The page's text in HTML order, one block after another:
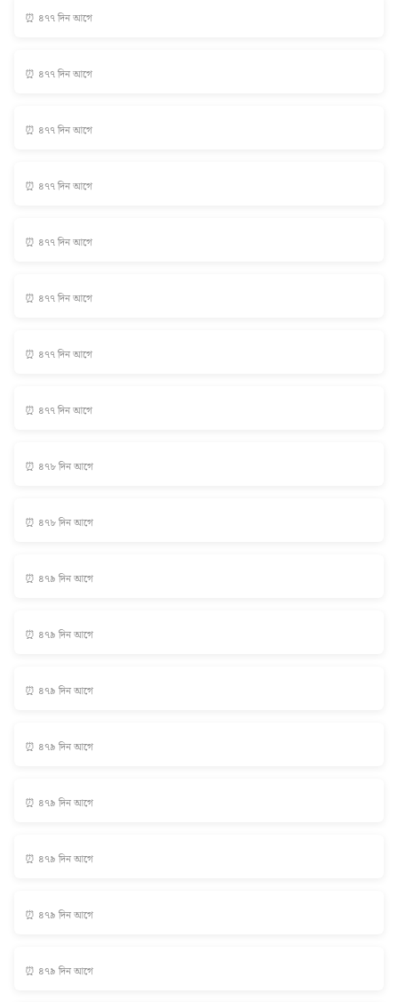
⏰ ৪৭৭ দিন আগে
⏰ ৪৭৭ দিন আগে
⏰ ৪৭৭ দিন আগে
⏰ ৪৭৭ দিন আগে
⏰ ৪৭৭ দিন আগে
⏰ ৪৭৭ দিন আগে
⏰ ৪৭৭ দিন আগে
⏰ ৪৭৭ দিন আগে
⏰ ৪৭৮ দিন আগে
⏰ ৪৭৮ দিন আগে
⏰ ৪৭৯ দিন আগে
⏰ ৪৭৯ দিন আগে
⏰ ৪৭৯ দিন আগে
⏰ ৪৭৯ দিন আগে
⏰ ৪৭৯ দিন আগে
⏰ ৪৭৯ দিন আগে
⏰ ৪৭৯ দিন আগে
⏰ ৪৭৯ দিন আগে